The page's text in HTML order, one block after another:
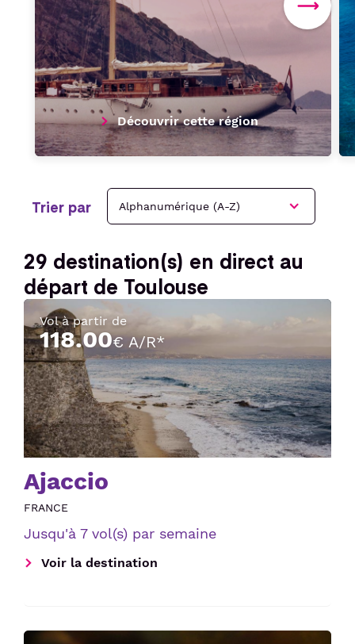
Découvrir cette région
Trier par
29 destination(s) en direct au
départ de Toulouse
Vol à partir de
118.00€ A/R*
Ajaccio
FRANCE
Jusqu'à 7 vol(s) par semaine
Voir la destination